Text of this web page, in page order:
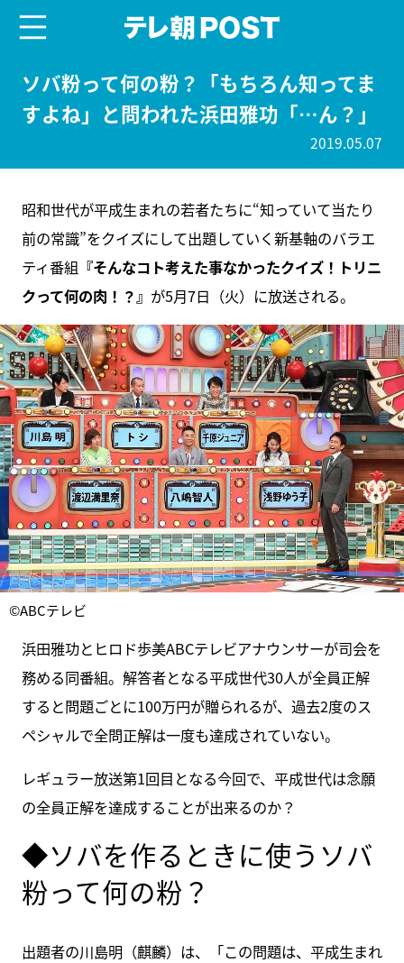
ソバ粉って何の粉？「もちろん知ってま
すよね」と問われた浜田雅功「…ん？」
2019.05.07
昭和世代が平成生まれの若者たちに“知っていて当たり
前の常識”をクイズにして出題していく新基軸のバラエ
ティ番組 『そんなコト考えた事なかったクイズ！トリニ
クって何の肉！？』 が5月7日（火）に放送される。
©ABCテレビ
浜田雅功とヒロド歩美ABCテレビアナウンサーが司会を
務める同番組。解答者となる平成世代30人が全員正解
すると問題ごとに100万円が贈られるが、過去2度のス
ペシャルで全問正解は一度も達成されていない。
レギュラー放送第1回目となる今回で、平成世代は念願
の全員正解を達成することが出来るのか？
◆ソバを作るときに使うソバ
粉って何の粉？
出題者の川島明（麒麟）は、「この問題は、平成生まれ